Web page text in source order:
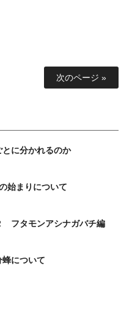
次のページ »
に分かれるのか
始まりについて
フタモンアシナガバチ編
について